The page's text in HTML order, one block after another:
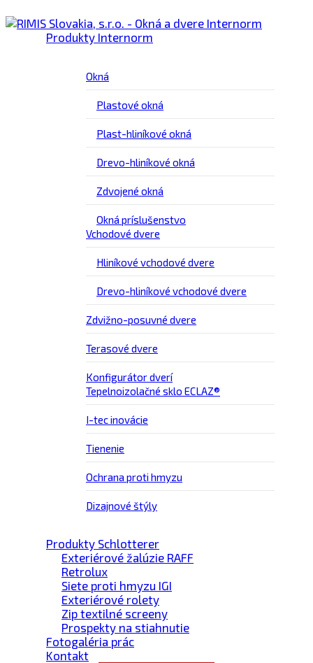
Produkty Internorm
Okná
Plastové okná
Plast-hliníkové okná
Drevo-hliníkové okná
Zdvojené okná
Okná príslušenstvo
Vchodové dvere
Hliníkové vchodové dvere
Drevo-hliníkové vchodové dvere
Zdvižno-posuvné dvere
Terasové dvere
Konfigurátor dverí
Tepelnoizolačné sklo ECLAZ®
I-tec inovácie
Tienenie
Ochrana proti hmyzu
Dizajnové štýly
Produkty Schlotterer
Exteriérové žalúzie RAFF
Retrolux
Siete proti hmyzu IGI
Exteriérové rolety
Zip textilné screeny
Prospekty na stiahnutie
Fotogaléria prác
Kontakt